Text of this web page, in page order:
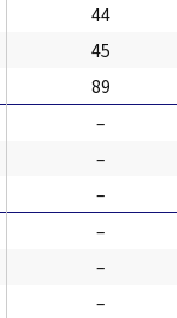
44
45
89
–
–
–
–
–
–